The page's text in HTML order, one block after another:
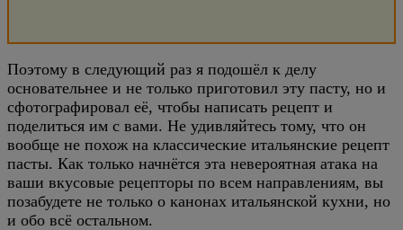
Поэтому в следующий раз я подошёл к делу
основательнее и не только приготовил эту пасту, но и
сфотографировал её, чтобы написать рецепт и
поделиться им с вами. Не удивляйтесь тому, что он
вообще не похож на классические итальянские рецепт
пасты. Как только начнётся эта невероятная атака на
ваши вкусовые рецепторы по всем направлениям, вы
позабудете не только о канонах итальянской кухни, но
и обо всё остальном.